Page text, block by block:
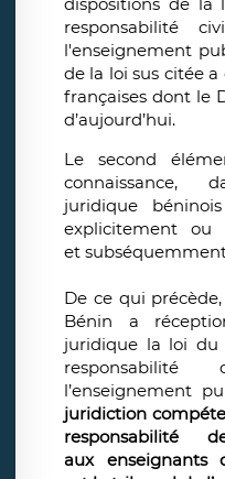
responsabilité
l'enseignement
de la loi sus citée
françaises dont le
d’aujourd’hui.
Le second
connaissance,
juridique
explicitement
et
De ce qui
Bénin a
juridique la loi du
l’enseignement
juridiction
aux enseignants